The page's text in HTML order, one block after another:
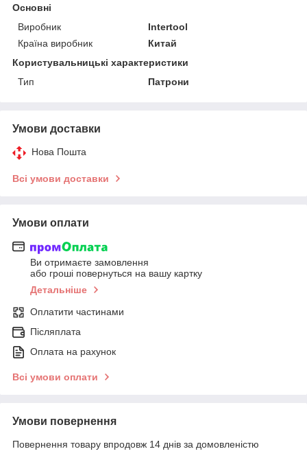
Основні
Виробник
Intertool
Країна виробник
Китай
Користувальницькі характеристики
Тип
Патрони
Умови доставки
Нова Пошта
Всі умови доставки
Умови оплати
Ви отримаєте замовлення
або гроші повернуться на вашу картку
Детальніше
Оплатити частинами
Післяплата
Оплата на рахунок
Всі умови оплати
Умови повернення
Повернення товару впродовж 14 днів за домовленістю